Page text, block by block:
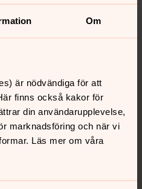
Om
är nödvändiga för att
finns också kakor för
din användarupplevelse,
marknadsföring och när vi
Läs mer om våra